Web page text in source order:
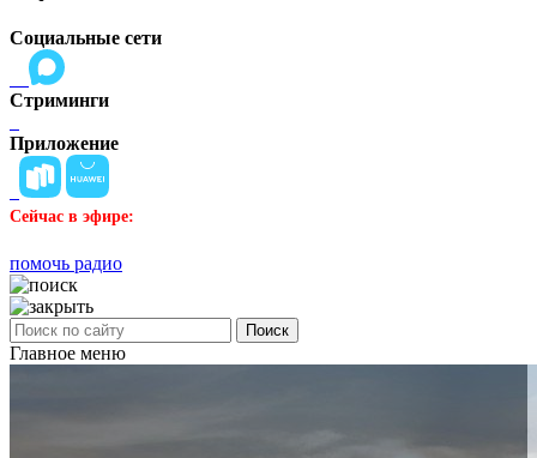
Социальные сети
Стриминги
Приложение
Сейчас в эфире:
помочь радио
Поиск
Главное меню